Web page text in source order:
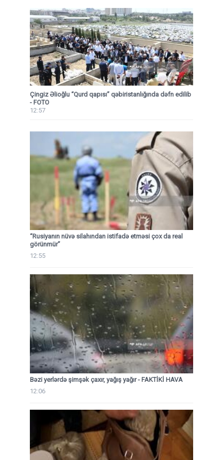
Çingiz Əlioğlu “Qurd qapısı” qəbiristanlığında dəfn edilib
- FOTO
12:57
“Rusiyanın nüvə silahından istifadə etməsi çox da real
görünmür”
12:55
Bəzi yerlərdə şimşək çaxır, yağış yağır - FAKTİKİ HAVA
12:06